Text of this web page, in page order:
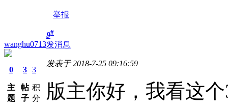
举报
wanghu0713
0
主
题
3
帖
子
3
积
分
9#
发消息
发表于 2018-7-25 09:16:59
版主你好，我看这